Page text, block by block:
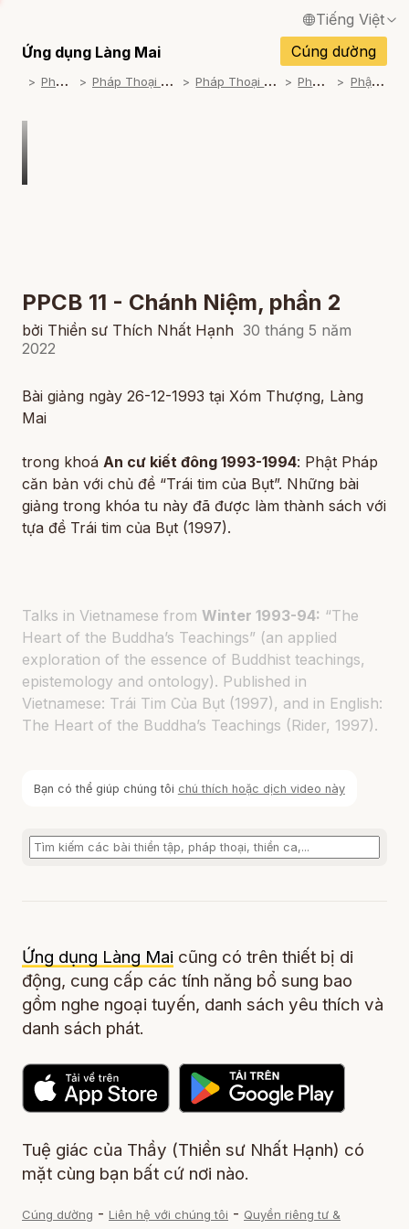
Tiếng Việt
English / Tiếng Anh
Français / Tiếng Pháp
Ứng dụng Làng Mai
Cúng dường
P
háp Thoại P
háp Thoại Thiền Sư Thích Nhất Hạnh P
háp Thoại Theo Bộ An Cư Kiết Đông P
háp Thoại Video P
hật Pháp Căn Bản
PPCB 11 - Chánh Niệm, phần 2
bởi Thiền sư Thích Nhất Hạnh 30 tháng 5 năm
2022
Bài giảng ngày 26-12-1993 tại Xóm Thượng, Làng
Mai
trong khoá An cư kiết đông 1993-1994: Phật Pháp
căn bản với chủ đề “Trái tim của Bụt”. Những bài
giảng trong khóa tu này đã được làm thành sách với
tựa đề Trái tim của Bụt (1997).
Talks in Vietnamese from Winter 1993-94: “The
Heart of the Buddha’s Teachings” (an applied
exploration of the essence of Buddhist teachings,
epistemology and ontology). Published in
Vietnamese: Trái Tim Của Bụt (1997), and in English:
The Heart of the Buddha’s Teachings (Rider, 1997).
Bạn có thể giúp chúng tôi chú thích hoặc dịch video này
Ứng dụng Làng Mai cũng có trên thiết bị di
động, cung cấp các tính năng bổ sung bao
gồm nghe ngoại tuyến, danh sách yêu thích và
danh sách phát.
Tuệ giác của Thầy (Thiền sư Nhất Hạnh) có
mặt cùng bạn bất cứ nơi nào.
Cúng dường - Liên hệ với chúng tôi - Quyền riêng tư &